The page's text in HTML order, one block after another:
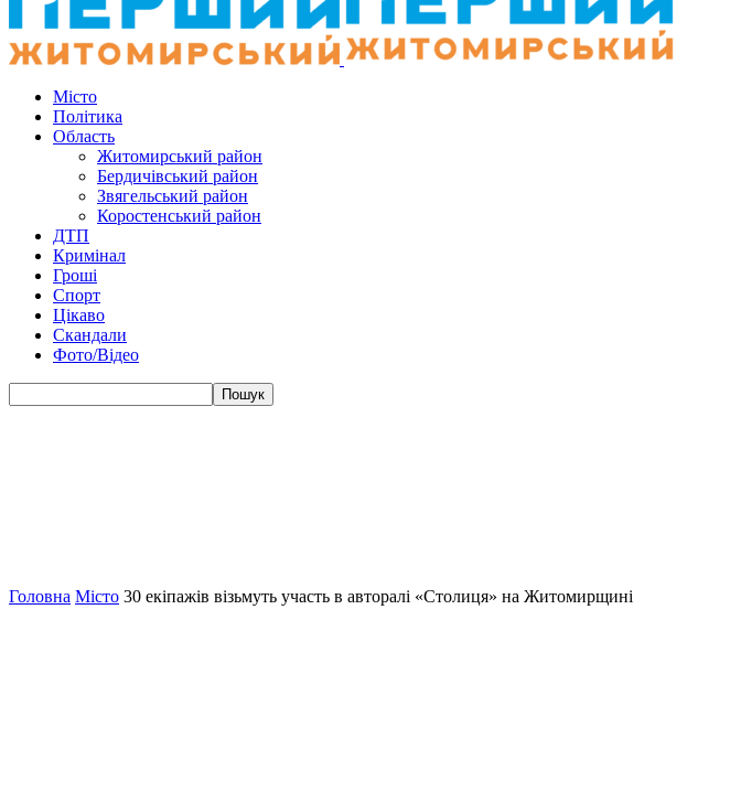
Місто
Політика
Область
Житомирський район
Бердичівський район
Звягельський район
Коростенський район
ДТП
Кримінал
Гроші
Спорт
Цікаво
Скандали
Фото/Відео
Головна Місто 30 екіпажів візьмуть участь в авторалі «Столиця» на Житомирщині